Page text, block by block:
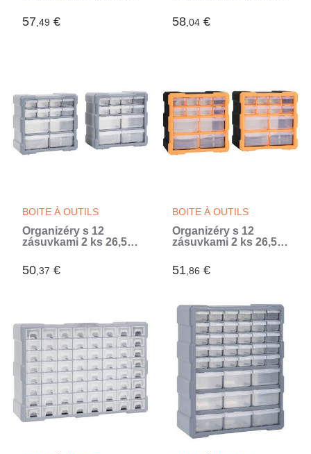
57,49 € 58,04 €
BOITE À OUTILS
Organizéry s 12
zásuvkami 2 ks 26,5 x
50,37 €
BOITE À OUTILS
Organizéry s 12
zásuvkami 2 ks 26,5 x
51,86 €